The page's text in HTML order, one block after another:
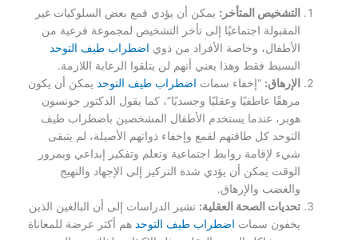
التشخيص المتأخر: يمكن أن يؤدي قمع بعض السلوكيات غير
المقبولة اجتماعيًا إلى تأخر التشخيص لمجموعة فرعية من
الأطفال، وخاصة الأفراد من ذوي اضطراب طيف التوحد
البسيط فقط وهذا يعني أنهم لن يتلقوا الرعاية اللازمة.
الإرهاق: “إخفاء سمات اضطراب طيف التوحد يمكن أن يكون
مرهقًا عاطفيًا وعقليًا وجسديًا”، كما يقول الدكتور جونسون
هوبر، عندما يستخدم الأطفال المشخصين باضطراب طيف
التوحد كل طاقتهم لقمع وإخفاء ذواتهم الأصيلة، لم يتبقى
شيء لإقامة روابط اجتماعية وتعلم وتفكير إبداعي وبمرور
الوقت يمكن أن يؤدي شدة التركيز إلى الإجهاد والتهيج
والغضب والإرهاق.
تحديات الصحة العقلية: تشير الدراسات إلى أن البالغين الذين
يخفون سمات اضطراب طيف التوحد هم أكثر عرضة للمعاناة